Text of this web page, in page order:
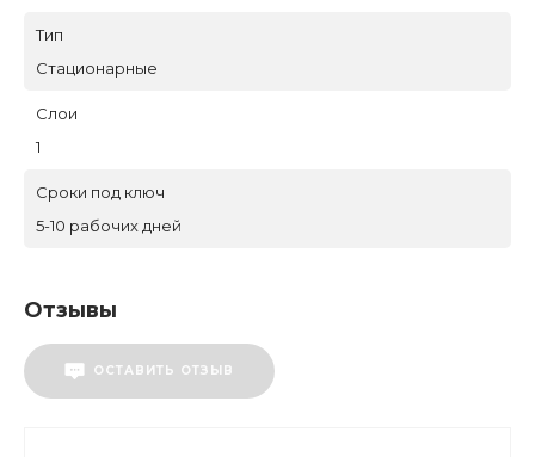
Тип
Стационарные
Слои
1
Сроки под ключ
5-10 рабочих дней
Отзывы
ОСТАВИТЬ ОТЗЫВ